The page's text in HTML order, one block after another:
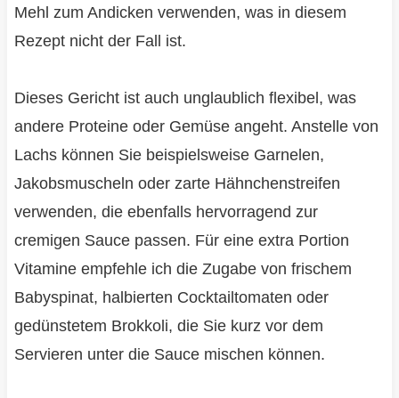
Mehl zum Andicken verwenden, was in diesem
Rezept nicht der Fall ist.
Dieses Gericht ist auch unglaublich flexibel, was
andere Proteine oder Gemüse angeht. Anstelle von
Lachs können Sie beispielsweise Garnelen,
Jakobsmuscheln oder zarte Hähnchenstreifen
verwenden, die ebenfalls hervorragend zur
cremigen Sauce passen. Für eine extra Portion
Vitamine empfehle ich die Zugabe von frischem
Babyspinat, halbierten Cocktailtomaten oder
gedünstetem Brokkoli, die Sie kurz vor dem
Servieren unter die Sauce mischen können.